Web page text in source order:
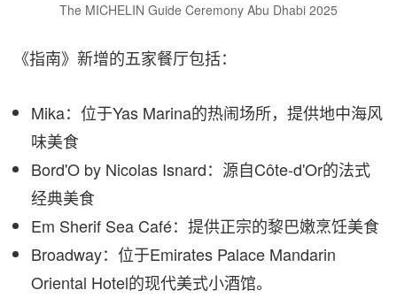
The MICHELIN Guide Ceremony Abu Dhabi 2025
《指南》新增的五家餐厅包括：
Mika：位于Yas Marina的热闹场所，提供地中海风
味美食
Bord'O by Nicolas Isnard：源自Côte-d'Or的法式
经典美食
Em Sherif Sea Café：提供正宗的黎巴嫩烹饪美食
Broadway：位于Emirates Palace Mandarin
Oriental Hotel的现代美式小酒馆。